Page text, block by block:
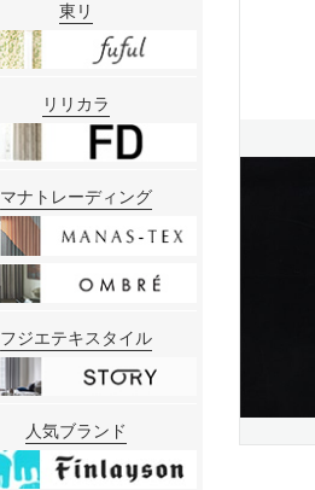
東リ
リリカラ
マナトレーディング
フジエテキスタイル
人気ブランド